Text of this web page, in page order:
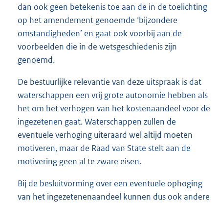
dan ook geen betekenis toe aan de in de toelichting
op het amendement genoemde ‘bijzondere
omstandigheden’ en gaat ook voorbij aan de
voorbeelden die in de wetsgeschiedenis zijn
genoemd.
De bestuurlijke relevantie van deze uitspraak is dat
waterschappen een vrij grote autonomie hebben als
het om het verhogen van het kostenaandeel voor de
ingezetenen gaat. Waterschappen zullen de
eventuele verhoging uiteraard wel altijd moeten
motiveren, maar de Raad van State stelt aan de
motivering geen al te zware eisen.
Bij de besluitvorming over een eventuele ophoging
van het ingezetenenaandeel kunnen dus ook andere